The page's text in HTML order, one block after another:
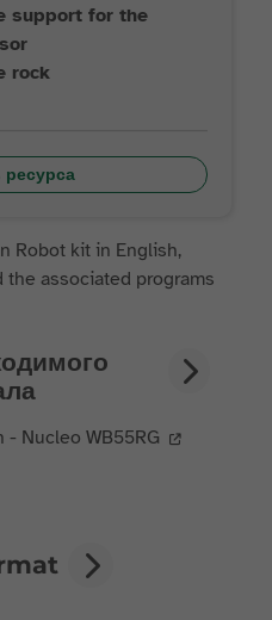
support for the
rock
ресурса
Robot kit in English,
associated programs
Nucleo WB55RG